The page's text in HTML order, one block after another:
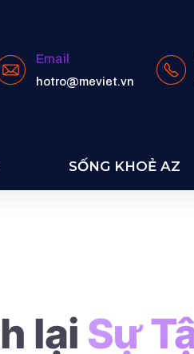
Email
hotro@meviet.vn
SỐNG KHOẺ AZ
lại Sự